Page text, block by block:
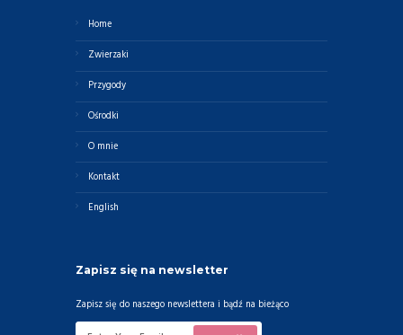
Home
Zwierzaki
Przygody
Ośrodki
O mnie
Kontakt
English
Zapisz się na newsletter
Zapisz się do naszego newslettera i bądź na bieżąco